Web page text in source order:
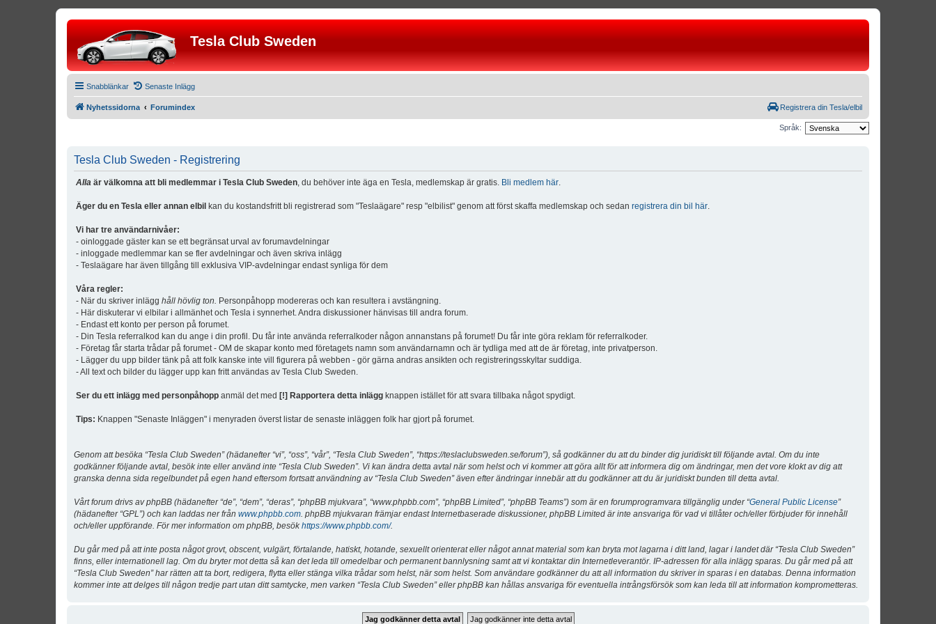
Tesla Club Sweden
Snabblänkar Senaste Inlägg
Nyhetssidorna Forumindex Registrera din Tesla/elbil
Språk:
Tesla Club Sweden - Registrering
Alla är välkomna att bli medlemmar i Tesla Club Sweden , du behöver inte äga en Tesla, medlemskap är gratis. Bli medlem här
Äger du en Tesla eller annan elbil kan du kostandsfritt bli registrerad som "Teslaägare" resp "elbilist" genom att först skaffa medlemskap och sedan registrera din bil här
Vi har tre användarnivåer:
- oinloggade gäster kan se ett begränsat urval av forumavdelningar
- inloggade medlemmar kan se fler avdelningar och även skriva inlägg
- Teslaägare har även tillgång till exklusiva VIP-avdelningar endast synliga för dem
Våra regler:
- När du skriver inlägg håll hövlig ton. Personpåhopp modereras och kan resultera i avstängning.
- Här diskuterar vi elbilar i allmänhet och Tesla i synnerhet. Andra diskussioner hänvisas till andra forum.
- Endast ett konto per person på forumet.
- Din Tesla referralkod kan du ange i din profil. Du får inte använda referralkoder någon annanstans på forumet! Du får inte göra reklam för referralkoder.
- Företag får starta trådar på forumet - OM de skapar konto med företagets namn som användarnamn och är tydliga med att de är företag, inte privatperson.
- Lägger du upp bilder tänk på att folk kanske inte vill figurera på webben - gör gärna andras ansikten och registreringsskyltar suddiga.
- All text och bilder du lägger upp kan fritt användas av Tesla Club Sweden.
Ser du ett inlägg med personpåhopp anmäl det med [!] Rapportera detta inlägg knappen istället för att svara tillbaka något spydigt.
Tips: Knappen "Senaste Inläggen" i menyraden överst listar de senaste inläggen folk har gjort på forumet.
Genom att besöka “Tesla Club Sweden” (hädanefter “vi”, “oss”, “vår”, “Tesla Club Sweden”, “https://teslaclubsweden.se/forum”), så godkänner du att du binder dig juridiskt till följande avtal. Om du inte
godkänner följande avtal, besök inte eller använd inte “Tesla Club Sweden”. Vi kan ändra detta avtal när som helst och vi kommer att göra allt för att informera dig om ändringar, men det vore klokt av dig att
granska denna sida regelbundet på egen hand eftersom fortsatt användning av “Tesla Club Sweden” även efter ändringar innebär att du godkänner att du är juridiskt bunden till detta avtal.
Vårt forum drivs av phpBB (hädanefter “de”, “dem”, “deras”, “phpBB mjukvara”, “www.phpbb.com”, “phpBB Limited”, “phpBB Teams”) som är en forumprogramvara tillgänglig under “General Public License”
(hädanefter “GPL”) och kan laddas ner från www.phpbb.com . phpBB mjukvaran främjar endast Internetbaserade diskussioner, phpBB Limited är inte ansvariga för vad vi tillåter och/eller förbjuder för innehåll
och/eller uppförande. För mer information om phpBB, besökhttps://www.phpbb.com/.
Du går med på att inte posta något grovt, obscent, vulgärt, förtalande, hatiskt, hotande, sexuellt orienterat eller något annat material som kan bryta mot lagarna i ditt land, lagar i landet där “Tesla Club Sweden”
finns, eller internationell lag. Om du bryter mot detta så kan det leda till omedelbar och permanent bannlysning samt att vi kontaktar din Internetleverantör. IP-adressen för alla inlägg sparas. Du går med på att
“Tesla Club Sweden” har rätten att ta bort, redigera, flytta eller stänga vilka trådar som helst, när som helst. Som användare godkänner du att all information du skriver in sparas i en databas. Denna information
kommer inte att delges till någon tredje part utan ditt samtycke, men varken “Tesla Club Sweden” eller phpBB kan hållas ansvariga för eventuella intrångsförsök som kan leda till att information komprometteras.